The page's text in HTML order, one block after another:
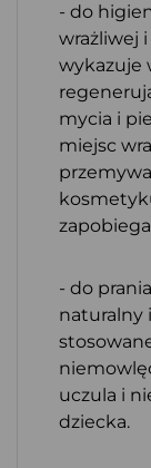
- do
wrażliwej
wykazuje
mycia i
miejsc
- do
naturalny
uczula i
dziecka.